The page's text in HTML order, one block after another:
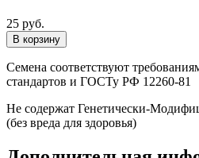
25 руб.
Семена соответствуют
стандартов и ГОСТу РФ 12260-81
Не содержат Генетически-
(без вреда для здоровья)